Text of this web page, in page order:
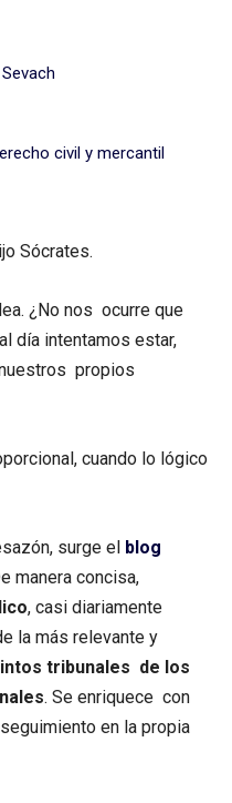
civil y mercantil
Sócrates.
¿No nos ocurre que
día intentamos estar,
propios
cuando lo lógico
surge el blog
manera concisa,
, casi diariamente
la más relevante y
tribunales de los
. Se enriquece con
en la propia